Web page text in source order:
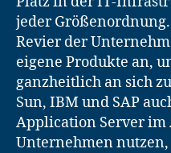
jeder
Revier der
eigene Produkte an,
ganzheitlich an sich
Sun, IBM und SAP
Application Server im
Unternehmen